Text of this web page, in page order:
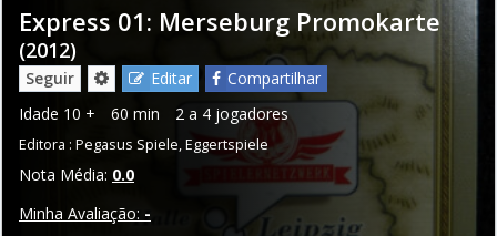
Express 01: Merseburg Promokarte
(2012)
Seguir Editar
Compartilhar
Idade 10 + 60 min 2 a 4 jogadores
Editora : Pegasus Spiele,Eggertspiele
Nota Média: 0.0
Minha Avaliação: -